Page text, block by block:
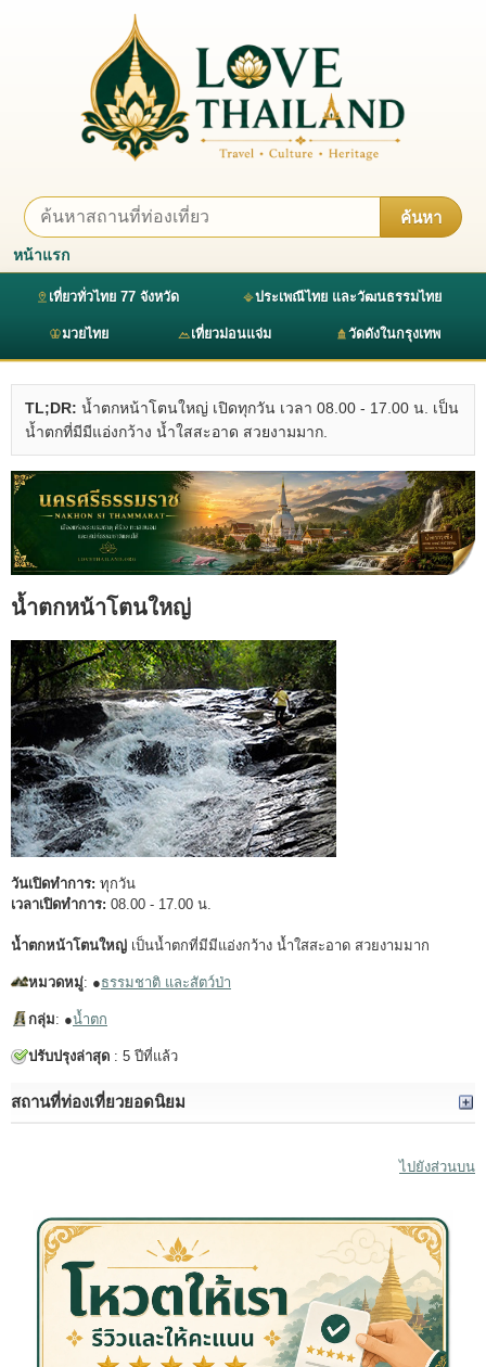
ค้นหา
หน้าแรก
เที่ยวทั่วไทย 77 จังหวัด ประเพณีไทย และวัฒนธรรมไทย
มวยไทย เที่ยวม่อนแจ่ม วัดดังในกรุงเทพ
TL;DR: น้ำตกหน้าโตนใหญ่ เปิดทุกวัน เวลา 08.00 - 17.00 น. เป็น
น้ำตกที่มีมีแอ่งกว้าง น้ำใสสะอาด สวยงามมาก.
น้ำตกหน้าโตนใหญ่
วันเปิดทำการ: ทุกวัน
เวลาเปิดทำการ: 08.00 - 17.00 น.
น้ำตกหน้าโตนใหญ่ เป็นน้ำตกที่มีมีแอ่งกว้าง น้ำใสสะอาด สวยงามมาก
หมวดหมู่: ●ธรรมชาติ และสัตว์ป่า
กลุ่ม: ●น้ำตก
ปรับปรุงล่าสุด : 5 ปีที่แล้ว
สถานที่ท่องเที่ยวยอดนิยม
ไปยังส่วนบน